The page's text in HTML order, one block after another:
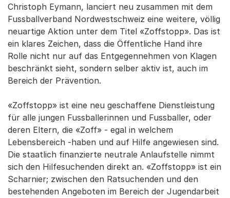
Christoph Eymann, lanciert neu zusammen mit dem
Fussballverband Nordwestschweiz eine weitere, völlig
neuartige Aktion unter dem Titel «Zoffstopp». Das ist
ein klares Zeichen, dass die Öffentliche Hand ihre
Rolle nicht nur auf das Entgegennehmen von Klagen
beschränkt sieht, sondern selber aktiv ist, auch im
Bereich der Prävention.
«Zoffstopp» ist eine neu geschaffene Dienstleistung
für alle jungen Fussballerinnen und Fussballer, oder
deren Eltern, die «Zoff» - egal in welchem
Lebensbereich -haben und auf Hilfe angewiesen sind.
Die staatlich finanzierte neutrale Anlaufstelle nimmt
sich den Hilfesuchenden direkt an. «Zoffstopp» ist ein
Scharnier; zwischen den Ratsuchenden und den
bestehenden Angeboten im Bereich der Jugendarbeit